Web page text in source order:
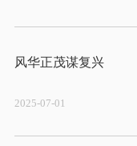
风华正茂谋复兴
2025-07-01